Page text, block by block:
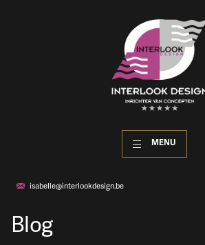
MENU
isabelle@interlookdesign.be
Blog